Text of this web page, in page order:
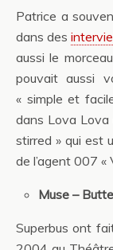
Patrice a
dans des
aussi le
pouvait aussi
« simple et
dans Lova Lova
stirred » qui est
de l’agent 007
Muse –
Superbus ont